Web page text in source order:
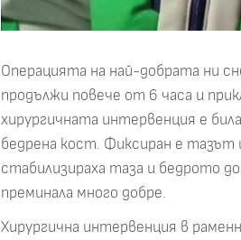
Операцията на най-добрата ни
продължи повече от 6 часа и
хирургичната интервенция е
бедрена кост. Фиксиран е
стабилизираха таза и бедрото
преминала много добре.
Хирургична интервенция в